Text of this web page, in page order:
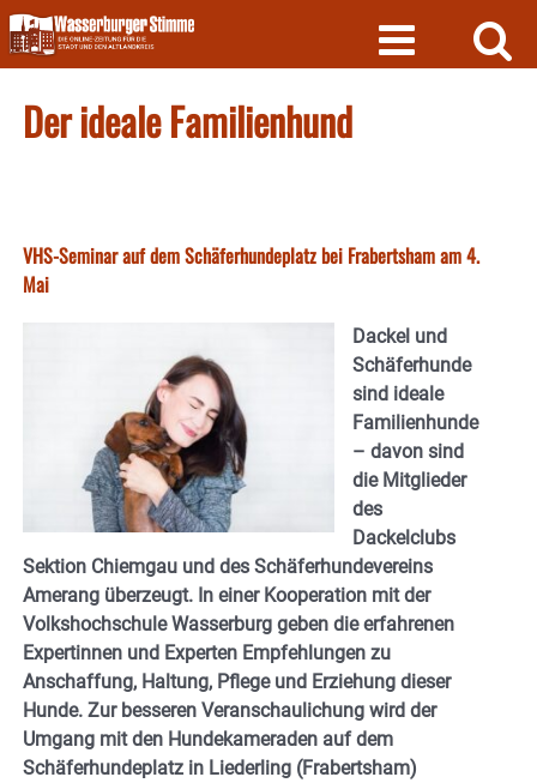
Skip
to
content
Der ideale Familienhund
VHS-Seminar auf dem Schäferhundeplatz bei Frabertsham am 4.
Mai
Dackel und
Schäferhunde
sind ideale
Familienhunde
– davon sind
die Mitglieder
des
Dackelclubs
Sektion Chiemgau und des Schäferhundevereins
Amerang überzeugt. In einer Kooperation mit der
Volkshochschule Wasserburg geben die erfahrenen
Expertinnen und Experten Empfehlungen zu
Anschaffung, Haltung, Pflege und Erziehung dieser
Hunde. Zur besseren Veranschaulichung wird der
Umgang mit den Hundekameraden auf dem
Schäferhundeplatz in Liederling (Frabertsham)